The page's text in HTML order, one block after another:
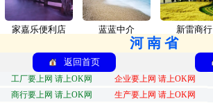
家嘉乐便利店 蓝蓝中介 新雷商行
河南省
返回首页
工厂要上网 请上OK网 企业要上网 请上OK网
商行要上网 请上OK网
生产要上网 请上OK网